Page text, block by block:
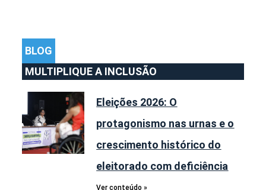
BLOG
MULTIPLIQUE A INCLUSÃO
Eleições 2026: O
protagonismo nas urnas e o
crescimento histórico do
eleitorado com deficiência
Ver conteúdo »